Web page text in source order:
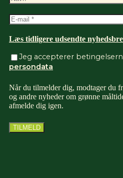
Læs tidligere udsendte
Jeg accepterer
persondata
Når du tilmelder dig, modtager du
og andre nyheder om grønne
afmelde dig igen.